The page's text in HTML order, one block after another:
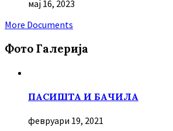
мај 16, 2023
More Documents
Фото Галерија
ПАСИШТА И БАЧИЛА
февруари 19, 2021